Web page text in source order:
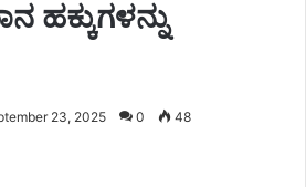
ಹಕ್ಕುಗಳನ್ನು
23, 2025 0 48